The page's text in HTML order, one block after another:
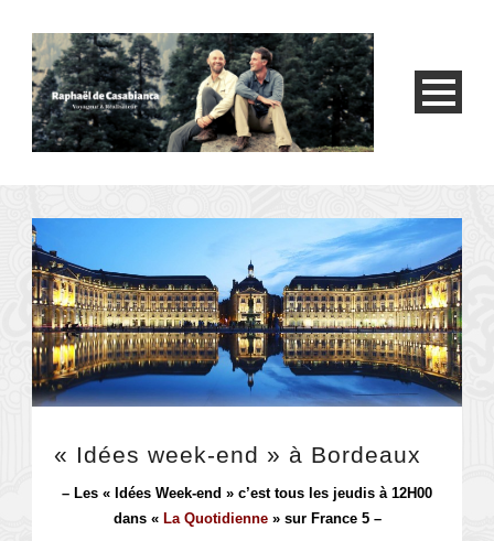
« Idées week-end » à Bordeaux
– Les « Idées Week-end » c’est tous les jeudis à 12H00
dans « La Quotidienne» sur France 5 –